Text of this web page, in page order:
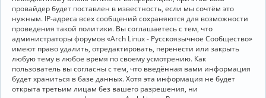
провайдер будет поставлен в известность, если мы сочтём это
нужным. IP-адреса всех сообщений сохраняются для возможности
проведения такой политики. Вы соглашаетесь с тем, что
администраторы форумов «Arch Linux - Русскоязычное Сообщество»
имеют право удалить, отредактировать, перенести или закрыть
любую тему в любое время по своему усмотрению. Как
пользователь вы согласны с тем, что введённая вами информация
будет храниться в базе данных. Хотя эта информация не будет
открыта третьим лицам без вашего разрешения, ни